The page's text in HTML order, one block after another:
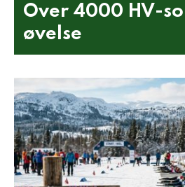
Over 4000 HV-
øvelse